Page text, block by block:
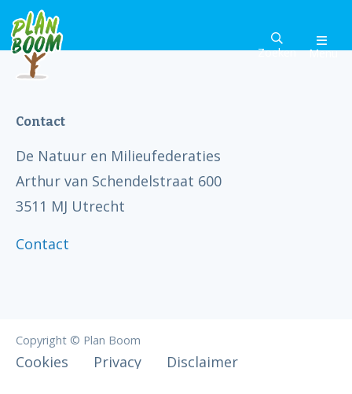
Zoeken Menu
Contact
De Natuur en Milieufederaties
Arthur van Schendelstraat 600
3511 MJ Utrecht
Contact
Copyright © Plan Boom
Cookies Privacy Disclaimer